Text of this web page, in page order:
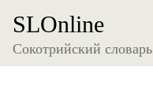
SLOnline
Сокотрийский словарь